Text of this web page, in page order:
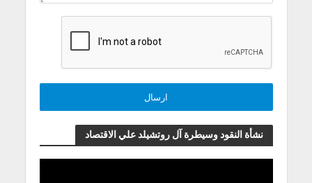
نشأة النقود وسيطرة آل روتشيلد علي الاقتصاد